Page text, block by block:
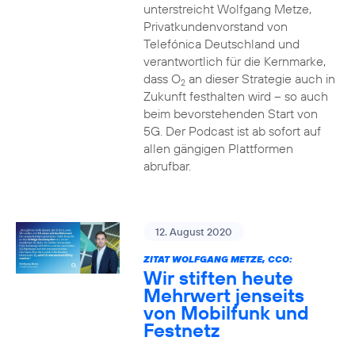
unterstreicht Wolfgang Metze,
Privatkundenvorstand von
Telefónica Deutschland und
verantwortlich für die Kernmarke,
dass O2an dieser Strategie auch in
Zukunft festhalten wird – so auch
beim bevorstehenden Start von
5G. Der Podcast ist ab sofort auf
allen gängigen Plattformen
abrufbar.
12. August 2020
ZITAT WOLFGANG METZE, CCO:
Wir stiften heute
Mehrwert jenseits
von Mobilfunk und
Festnetz